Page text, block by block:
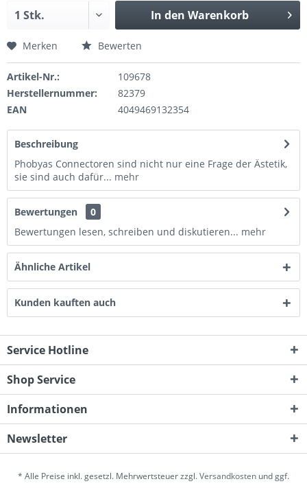
In den Warenkorb
Merken Bewerten
Artikel-Nr.:
109678
Herstellernummer:
82379
EAN
4049469132354
Beschreibung
Phobyas Connectoren sind nicht nur eine Frage der Ästetik,
sie sind auch dafür... mehr
Bewertungen
0
Bewertungen lesen, schreiben und diskutieren... mehr
Ähnliche Artikel
Kunden kauften auch
Service Hotline
Shop Service
Informationen
Newsletter
* Alle Preise inkl. gesetzl. Mehrwertsteuer zzgl.Versandkosten und ggf.